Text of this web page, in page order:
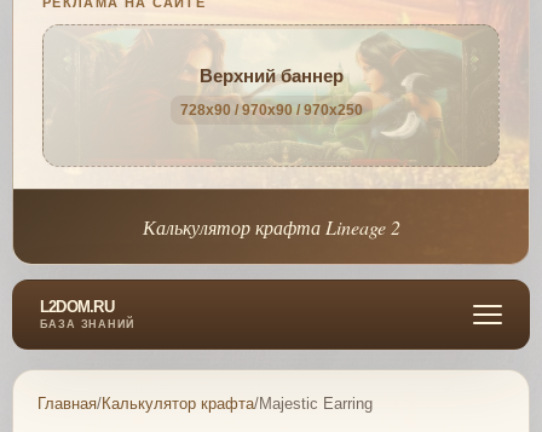
Верхний баннер
728x90 / 970x90 / 970x250
Калькулятор крафта Lineage 2
L2DOM.RU
БАЗА ЗНАНИЙ
Главная/Калькулятор крафта/Majestic Earring